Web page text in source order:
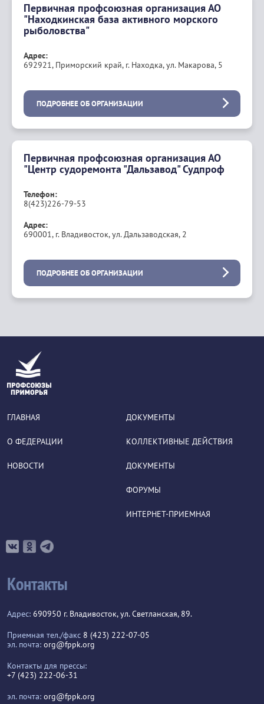
Первичная профсоюзная организация АО
"Находкинская база активного морского
рыболовства"
Адрес:
692921, Приморский край, г. Находка, ул. Макарова, 5
ПОДРОБНЕЕ ОБ ОРГАНИЗАЦИИ
Первичная профсоюзная организация АО
"Центр судоремонта "Дальзавод" Судпроф
Телефон:
8(423)226-79-53
Адрес:
690001, г. Владивосток, ул. Дальзаводская, 2
ПОДРОБНЕЕ ОБ ОРГАНИЗАЦИИ
ГЛАВНАЯ
О ФЕДЕРАЦИИ
НОВОСТИ
ДОКУМЕНТЫ
КОЛЛЕКТИВНЫЕ ДЕЙСТВИЯ
ДОКУМЕНТЫ
ФОРУМЫ
ИНТЕРНЕТ-ПРИЕМНАЯ
Контакты
Адрес: 690950 г. Владивосток, ул. Светланская, 89.
Приемная тел./факс 8 (423) 222-07-05
эл. почта: org@fppk.org
Контакты для прессы:
+7 (423) 222-06-31
эл. почта: org@fppk.org